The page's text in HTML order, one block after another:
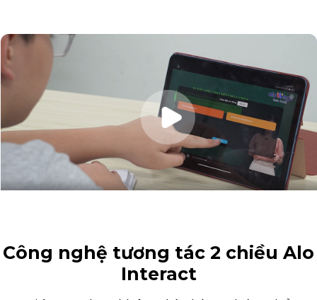
Công nghệ tương tác 2 chiều Alo
Interact